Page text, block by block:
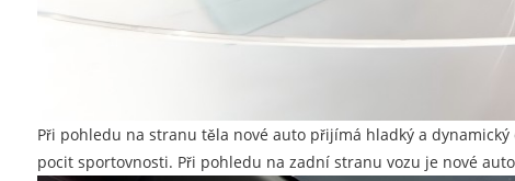
Při pohledu na stranu těla nové auto přijímá hladký a
pocit sportovnosti. Při pohledu na zadní stranu vozu je nové